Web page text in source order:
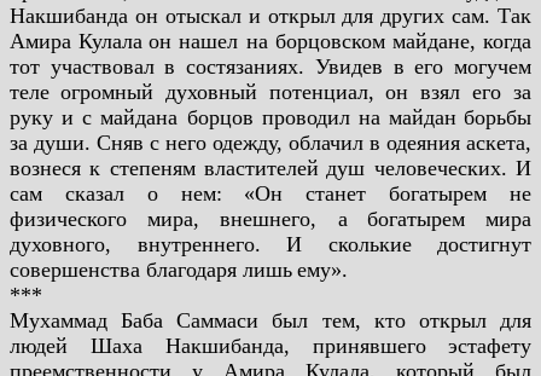
Накшибанда он отыскал и открыл для других сам. Так
Амира Кулала он нашел на борцовском майдане, когда
тот участвовал в состязаниях. Увидев в его могучем
теле огромный духовный потенциал, он взял его за
руку и с майдана борцов проводил на майдан борьбы
за души. Сняв с него одежду, облачил в одеяния аскета,
вознеся к степеням властителей душ человеческих. И
сам сказал о нем: «Он станет богатырем не
физического мира, внешнего, а
богатырем мира
духовного, внутреннего. И сколькие достигнут
совершенства благодаря лишь ему».
***
Мухаммад Баба Саммаси был тем, кто открыл для
людей Шаха Накшибанда, принявшего
эстафету